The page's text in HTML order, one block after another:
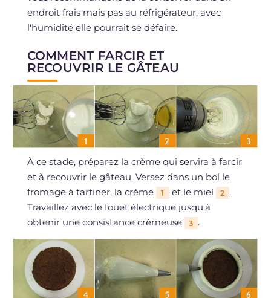
endroit frais mais pas au réfrigérateur, avec
l'humidité elle pourrait se défaire.
COMMENT FARCIR ET
RECOUVRIR LE GÂTEAU
À ce stade, préparez la crème qui servira à farcir
et à recouvrir le gâteau. Versez dans un bol le
fromage à tartiner, la crème
1 et le miel 2 .
Travaillez avec le fouet électrique jusqu'à
obtenir une consistance crémeuse
3 .